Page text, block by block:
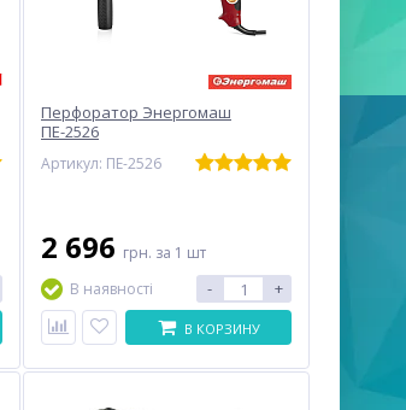
Перфоратор Энергомаш
ПЕ-2526
Артикул: ПЕ-2526
2 696 грн. за 1 шт
В наявності
- +
В КОРЗИНУ